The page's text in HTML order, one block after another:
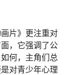
片》更注重对
，它强调了公
何，主角们总
对青少年心理